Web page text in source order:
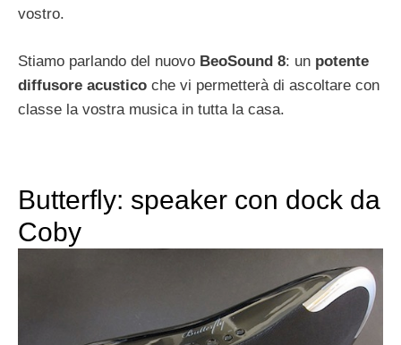
vostro.
Stiamo parlando del nuovo BeoSound 8: un potente
diffusore acustico che vi permetterà di ascoltare con
classe la vostra musica in tutta la casa.
Butterfly: speaker con dock da
Coby